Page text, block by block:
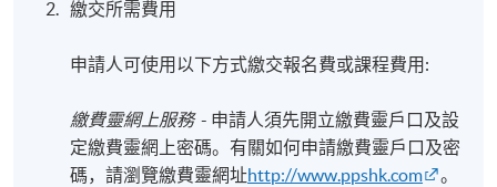
繳交所需費用
申請人可使用以下方式繳交報名費或課程費用:
繳費靈網上服務- 申請人須先開立繳費靈戶口及設
定繳費靈網上密碼。有關如何申請繳費靈戶口及密
碼，請瀏覽繳費靈網址http://www.ppshk.com 。